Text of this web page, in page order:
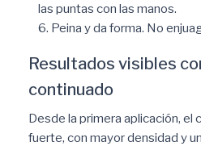
las puntas con las manos.
Peina y da forma. No
Resultados visibles
continuado
Desde la primera aplicación, el
fuerte, con mayor densidad y